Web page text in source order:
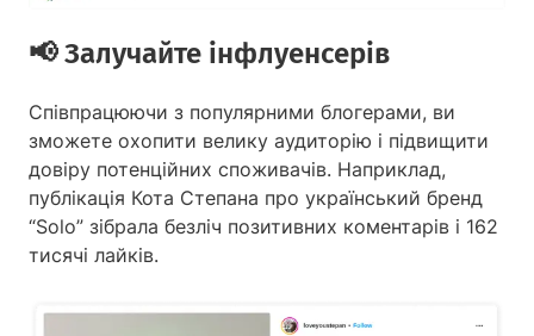
📢️ Залучайте інфлуенсерів
Співпрацюючи з популярними блогерами, ви
зможете охопити велику аудиторію і підвищити
довіру потенційних споживачів. Наприклад,
публікація Кота Степана про український бренд
“Solo” зібрала безліч позитивних коментарів і 162
тисячі лайків.